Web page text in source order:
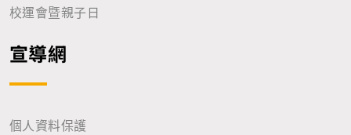
校運會暨親子日
宣導網
個人資料保護